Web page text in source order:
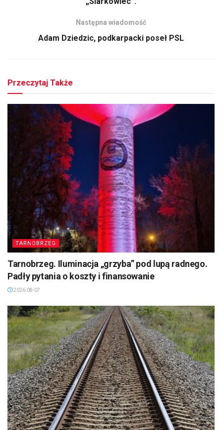
Następna wiadomość
Adam Dziedzic, podkarpacki poseł PSL
Przeczytaj Także
TARNOBRZEG
Tarnobrzeg. Iluminacja „grzyba” pod lupą radnego.
Padły pytania o koszty i finansowanie
2026-08-07